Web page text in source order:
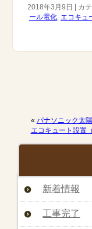
2018年3月9日 | カテ
ール電化, エコキュ
« パナソニック太
エコキュート設置
新着情報
工事完了